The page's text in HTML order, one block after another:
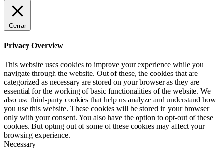
Cerrar
Privacy Overview
This website uses cookies to improve your experience while you
navigate through the website. Out of these, the cookies that are
categorized as necessary are stored on your browser as they are
essential for the working of basic functionalities of the website. We
also use third-party cookies that help us analyze and understand how
you use this website. These cookies will be stored in your browser
only with your consent. You also have the option to opt-out of these
cookies. But opting out of some of these cookies may affect your
browsing experience.
Necessary